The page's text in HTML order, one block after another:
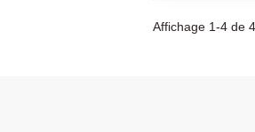
Affichage 1-4 de